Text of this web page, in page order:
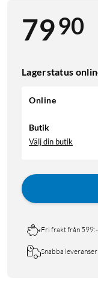
7990
Lagerstatus
Online
Butik
Välj din butik
Fri frakt från 599:-
Snabba leveranser